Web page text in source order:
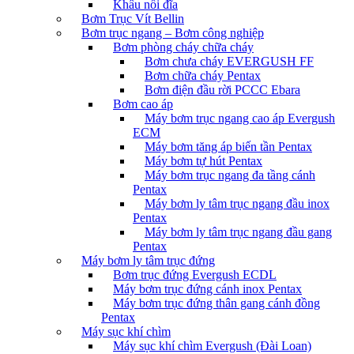
Khâu nối đĩa
Bơm Trục Vít Bellin
Bơm trục ngang – Bơm công nghiệp
Bơm phòng cháy chữa cháy
Bơm chưa cháy EVERGUSH FF
Bơm chữa cháy Pentax
Bơm điện đầu rời PCCC Ebara
Bơm cao áp
Máy bơm trục ngang cao áp Evergush
ECM
Máy bơm tăng áp biến tần Pentax
Máy bơm tự hút Pentax
Máy bơm trục ngang đa tầng cánh
Pentax
Máy bơm ly tâm trục ngang đầu inox
Pentax
Máy bơm ly tâm trục ngang đầu gang
Pentax
Máy bơm ly tâm trục đứng
Bơm trục đứng Evergush ECDL
Máy bơm trục đứng cánh inox Pentax
Máy bơm trục đứng thân gang cánh đồng
Pentax
Máy sục khí chìm
Máy sục khí chìm Evergush (Đài Loan)